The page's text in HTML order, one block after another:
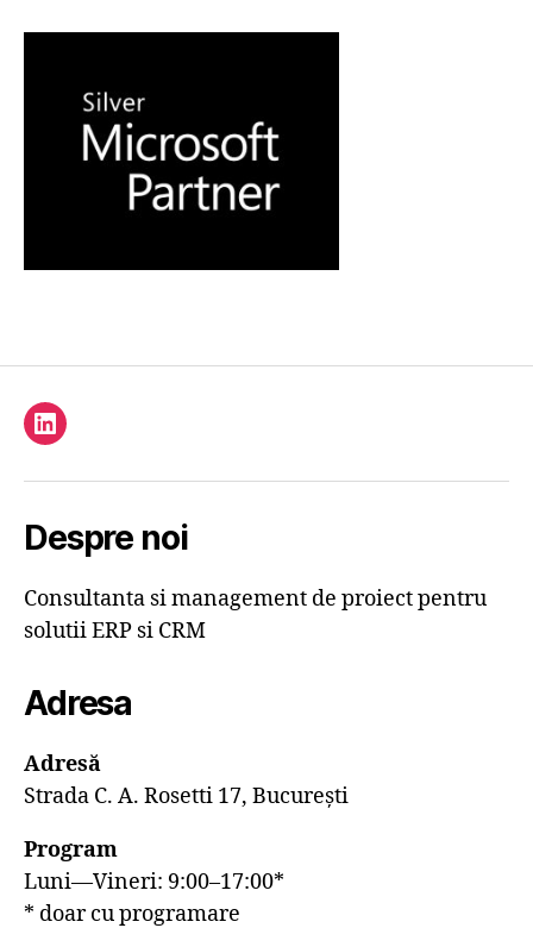
Element
Despre noi
Consultanta si management de proiect pentru
solutii ERP si CRM
Adresa
Adresă
Strada C. A. Rosetti 17, București
Program
Luni—Vineri: 9:00–17:00*
* doar cu programare